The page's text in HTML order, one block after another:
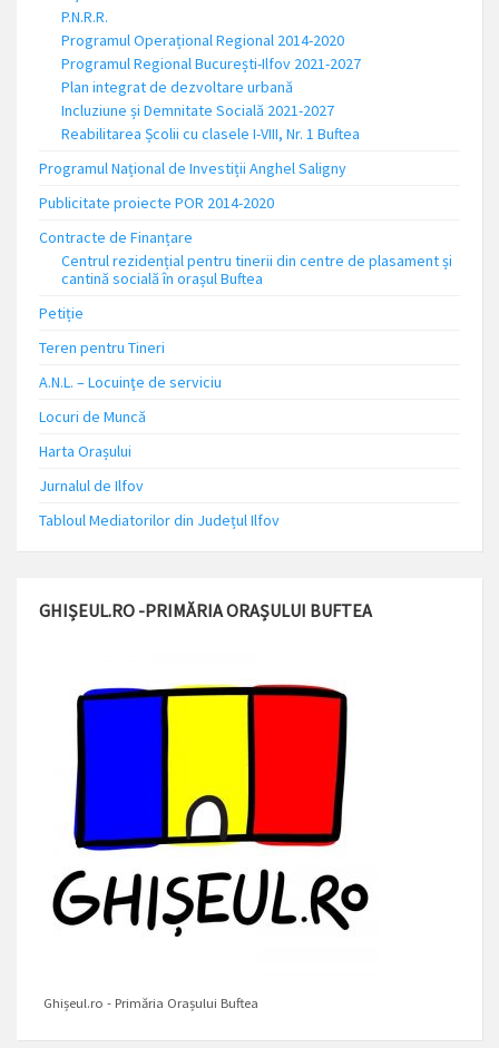
P.N.R.R.
Programul Operațional Regional 2014-2020
Programul Regional București-Ilfov 2021-2027
Plan integrat de dezvoltare urbană
Incluziune și Demnitate Socială 2021-2027
Reabilitarea Școlii cu clasele I-VIII, Nr. 1 Buftea
Programul Național de Investiții Anghel Saligny
Publicitate proiecte POR 2014-2020
Contracte de Finanțare
Centrul rezidențial pentru tinerii din centre de plasament și
cantină socială în orașul Buftea
Petiție
Teren pentru Tineri
A.N.L. – Locuinţe de serviciu
Locuri de Muncă
Harta Orașului
Jurnalul de Ilfov
Tabloul Mediatorilor din Județul Ilfov
GHIȘEUL.RO -PRIMĂRIA ORAȘULUI BUFTEA
Ghișeul.ro - Primăria Orașului Buftea